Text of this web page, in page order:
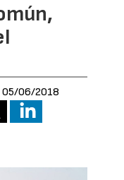
05/06/2018